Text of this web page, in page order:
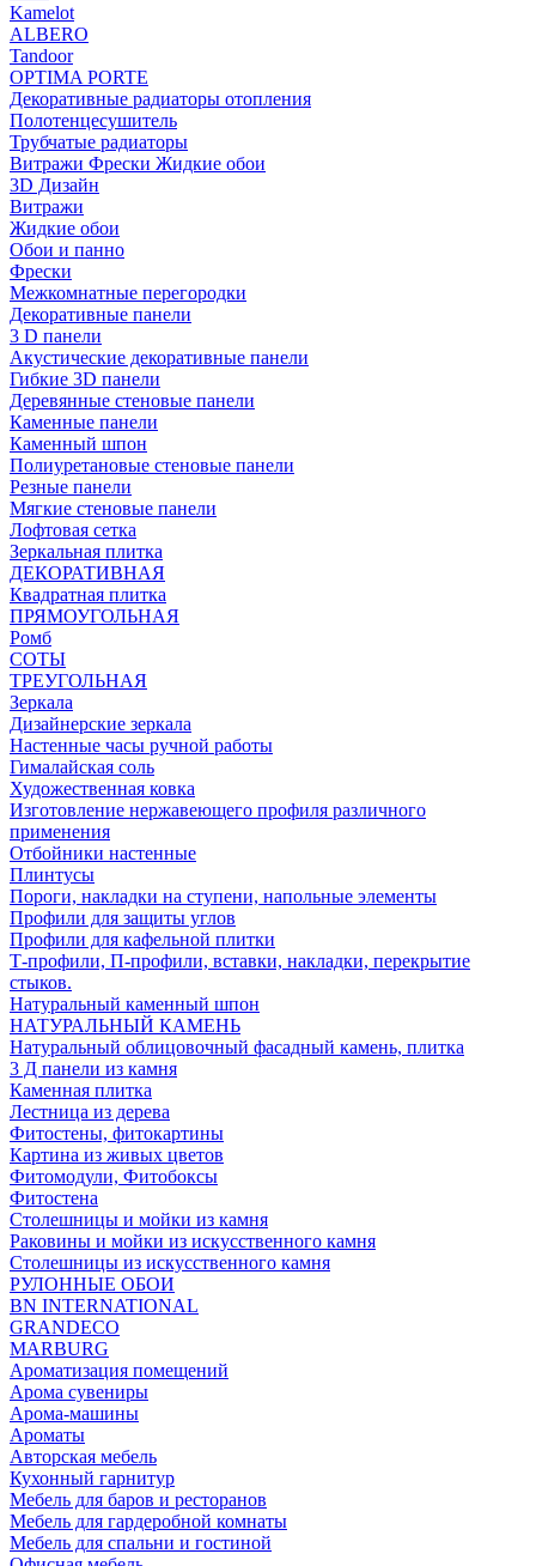
Kamelot
ALBERO
Tandoor
OPTIMA PORTE
Декоративные радиаторы отопления
Полотенцесушитель
Трубчатые радиаторы
Витражи Фрески Жидкие обои
3D Дизайн
Витражи
Жидкие обои
Обои и панно
Фрески
Межкомнатные перегородки
Декоративные панели
3 D панели
Акустические декоративные панели
Гибкие 3D панели
Деревянные стеновые панели
Каменные панели
Каменный шпон
Полиуретановые стеновые панели
Резные панели
Мягкие стеновые панели
Лофтовая сетка
Зеркальная плитка
ДЕКОРАТИВНАЯ
Квадратная плитка
ПРЯМОУГОЛЬНАЯ
Ромб
СОТЫ
ТРЕУГОЛЬНАЯ
Зеркала
Дизайнерские зеркала
Настенные часы ручной работы
Гималайская соль
Художественная ковка
Изготовление нержавеющего профиля различного
применения
Отбойники настенные
Плинтусы
Пороги, накладки на ступени, напольные элементы
Профили для защиты углов
Профили для кафельной плитки
Т-профили, П-профили, вставки, накладки, перекрытие
стыков.
Натуральный каменный шпон
НАТУРАЛЬНЫЙ КАМЕНЬ
Натуральный облицовочный фасадный камень, плитка
3 Д панели из камня
Каменная плитка
Лестница из дерева
Фитостены, фитокартины
Картина из живых цветов
Фитомодули, Фитобоксы
Фитостена
Столешницы и мойки из камня
Раковины и мойки из искусственного камня
Столешницы из искусственного камня
РУЛОННЫЕ ОБОИ
BN INTERNATIONAL
GRANDECO
MARBURG
Ароматизация помещений
Арома сувениры
Арома-машины
Ароматы
Авторская мебель
Кухонный гарнитур
Мебель для баров и ресторанов
Мебель для гардеробной комнаты
Мебель для спальни и гостиной